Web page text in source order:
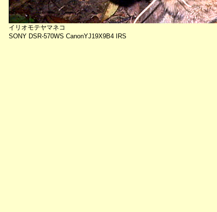
イリオモテヤマネコ
SONY DSR-570WS CanonYJ19X9B4 IRS